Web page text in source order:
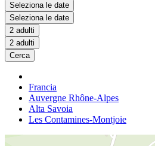
Seleziona le date
Seleziona le date
2 adulti
2 adulti
Cerca
Francia
Auvergne Rhône-Alpes
Alta Savoia
Les Contamines-Montjoie